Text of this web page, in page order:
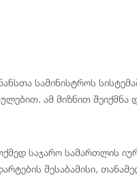
სამინისტროს
ამ მიზნით შეიქმნა
საჯარო სამართლის
შესაბამისი,